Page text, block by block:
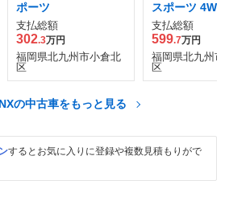
ポーツ
支払総額
302.3万円
福岡県北九州市小倉北
区
スポーツ 4WD
支払総額
599.7万円
福岡県北九州
区
の中古車をもっと見る
するとお気に入りに登録や複数見積もりがで